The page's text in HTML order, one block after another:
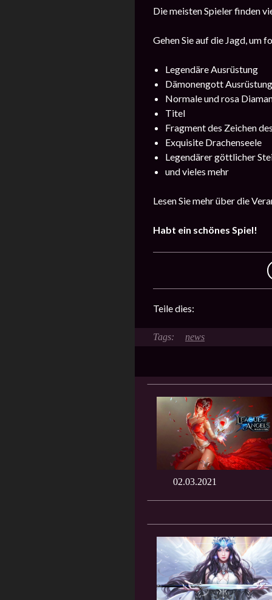
Die meisten Spieler finden
Gehen Sie auf die Jagd, um
Legendäre Ausrüstung
Dämonengott Ausrüstung
Normale und rosa
Titel
Fragment des Zeichen
Exquisite Drachenseele
Legendärer göttlicher
und vieles mehr
Lesen Sie mehr über die
Habt ein schönes Spiel!
Teile dies:
news
02.03.2021